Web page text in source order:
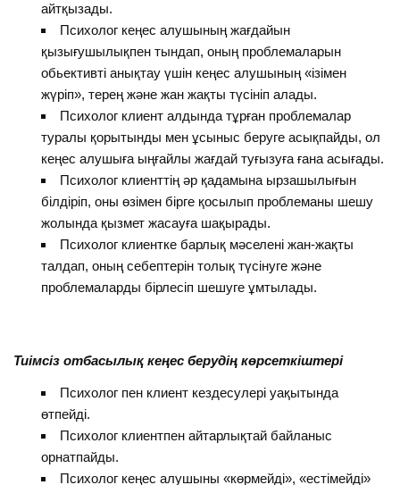
айтқызады.
Психолог кеңес алушының жағдайын
қызығушылықпен тындап, оның проблемаларын
обьективті анықтау үшін кеңес алушының «ізімен
жүріп», терең және жан жақты түсініп алады.
Психолог клиент алдында тұрған проблемалар
туралы қорытынды мен ұсыныс беруге асықпайды, ол
кеңес алушыға ыңғайлы жағдай туғызуға ғана асығады.
Психолог клиенттің әр қадамына ырзашылығын
білдіріп, оны өзімен бірге қосылып проблеманы шешу
жолында қызмет жасауға шақырады.
Психолог клиентке барлық мәселені жан-жақты
талдап, оның себептерін толық түсінуге және
проблемаларды бірлесіп шешуге ұмтылады.
Тиімсіз отбасылық кеңес берудің көрсеткіштері
Психолог пен клиент кездесулері уақытында
өтпейді.
Психолог клиентпен айтарлықтай байланыс
орнатпайды.
Психолог кеңес алушыны «көрмейді», «естімейді»